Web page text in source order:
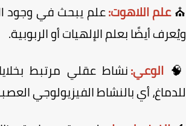
علم اللاهوت:علم يبحث في وجود
أيضًا بعلم الإلهيات أو الربوبية.
الوعي:نشاط عقلي مرتبط بخلايا
أي بالنشاط الفيزيولوجي